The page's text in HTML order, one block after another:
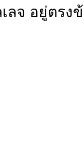
จ อยู่ตรง